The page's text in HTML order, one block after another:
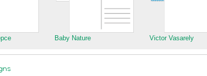
Baby Nature Victor Vasarely